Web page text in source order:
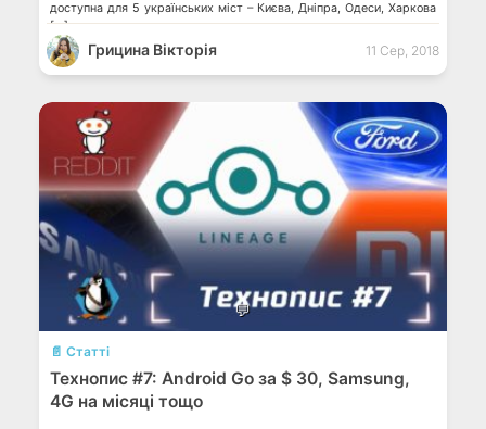
доступна для 5 українських міст – Києва, Дніпра, Одеси, Харкова
[…]
Грицина Вікторія 11 Сер, 2018
💬
📄 Статті
Технопис #7: Android Go за $ 30, Samsung,
4G на місяці тощо